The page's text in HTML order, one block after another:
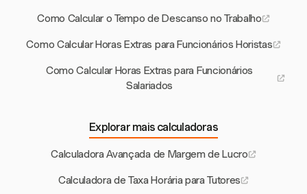
Como Calcular o Tempo de Descanso no Trabalho
Como Calcular Horas Extras para Funcionários Horistas
Como Calcular Horas Extras para Funcionários
Salariados
Explorar mais calculadoras
Calculadora Avançada de Margem de Lucro
Calculadora de Taxa Horária para Tutores